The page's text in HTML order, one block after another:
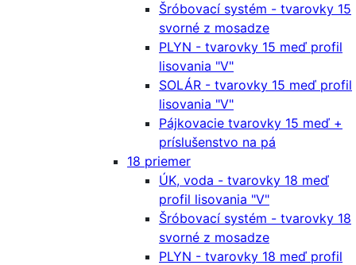
Šróbovací systém - tvarovky 15
svorné z mosadze
PLYN - tvarovky 15 meď profil
lisovania "V"
SOLÁR - tvarovky 15 meď profil
lisovania "V"
Pájkovacie tvarovky 15 meď +
príslušenstvo na pá
18 priemer
ÚK, voda - tvarovky 18 meď
profil lisovania "V"
Šróbovací systém - tvarovky 18
svorné z mosadze
PLYN - tvarovky 18 meď profil